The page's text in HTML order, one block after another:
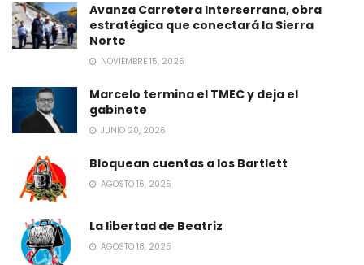
Avanza Carretera Interserrana, obra
estratégica que conectará la Sierra
Norte
NOVIEMBRE 15, 2025
Marcelo termina el TMEC y deja el
gabinete
JUNIO 20, 2026
Bloquean cuentas a los Bartlett
AGOSTO 16, 2025
La libertad de Beatriz
AGOSTO 18, 2025